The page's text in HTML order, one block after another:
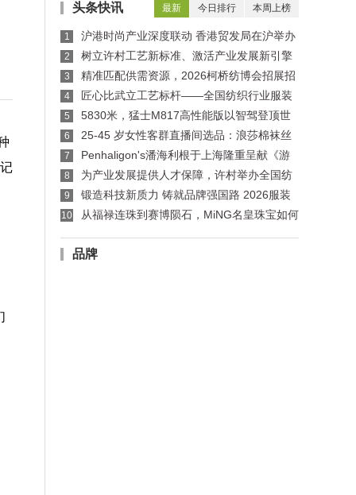
最新 今日排行 本周上榜
头条快讯
1
沪港时尚产业深度联动 香港贸发局在沪举办
买手沙龙，推动业界交流
2
树立许村工艺新标准、激活产业发展新引擎
——纺织行业服装制版师/缝纫工（服装制作工）
职业技能竞赛许村选拔赛圆满收官！
3
精准匹配供需资源，2026柯桥纺博会招展招
商对接会即将举行！
4
匠心比武立工艺标杆——全国纺织行业服装
制版师、缝纫工技能竞赛许村选拔赛开赛
5
5830米，猛士M817高性能版以智驾登顶世
界公路之巅
6
25-45 岁女性客群直播间选品：浪莎棉袜丝
袜适配指南
7
Penhaligon's潘海利根于上海隆重呈献《游
弋之地：伦敦名流录》主题展览 致敬肖像兽首系
列十周年传奇篇章
8
为产业发展提供人才保障，许村举办全国纺
织行业服装制版师/缝纫工职业技能竞赛选拔赛
9
锻造科技新质力 铸就品牌强国路 2026服装
行业科技创新大会在杭州临平召开
10
从福禄连珠到赛博陨石，MiNG名皇珠宝如何
品牌